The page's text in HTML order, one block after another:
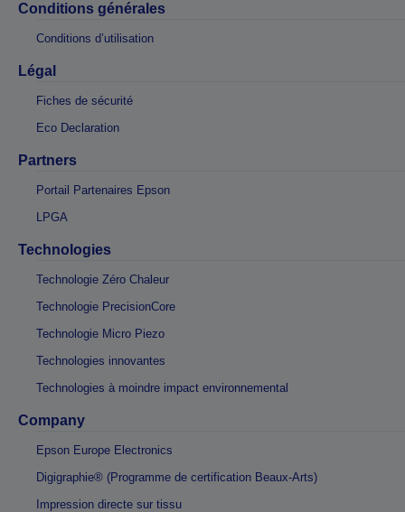
Conditions générales
Conditions d’utilisation
Légal
Fiches de sécurité
Eco Declaration
Partners
Portail Partenaires Epson
LPGA
Technologies
Technologie Zéro Chaleur
Technologie PrecisionCore
Technologie Micro Piezo
Technologies innovantes
Technologies à moindre impact environnemental
Company
Epson Europe Electronics
Digigraphie® (Programme de certification Beaux-Arts)
Impression directe sur tissu